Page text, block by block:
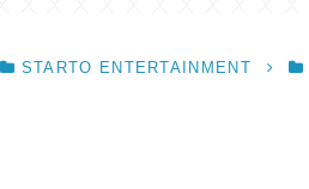
STARTO ENTERTAINMENT